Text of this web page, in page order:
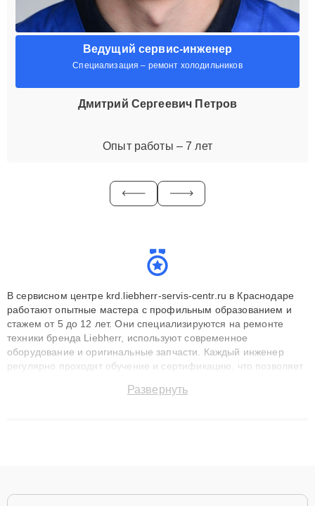
Ведущий сервис-инженер
Специализация – ремонт холодильников
Дмитрий Сергеевич Петров
Опыт работы – 7 лет
В сервисном центре krd.liebherr-servis-centr.ru в Краснодаре
работают опытные мастера с профильным образованием и
стажем от 5 до 12 лет. Они специализируются на ремонте
техники бренда Liebherr, используют современное
оборудование и оригинальные запчасти. Каждый инженер
регулярно проходит обучение и сертификацию, что позволяет
технику с сохранением гарантии до 3 лет. Наши мастера
Развернуть